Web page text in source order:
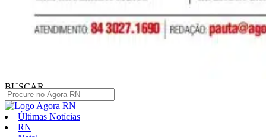
BUSCAR
Últimas Notícias
RN